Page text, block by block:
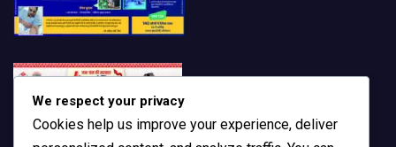
We respect your privacy
Cookies help us improve your experience, deliver